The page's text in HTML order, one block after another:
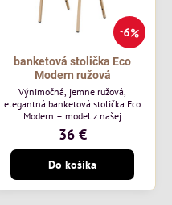
6%
banketová stolička Eco
Modern ružová
Výnimočná, jemne ružová,
elegantná banketová stolička Eco
Modern – model z našej
ekonomicky výhodnej rady. Táto
nová verzia je ešte lepšie
prispôsobená potrebám moderných
pohostinských priestorov, ako sú
hotely a reštaurácie. Medzi jej
charakteristické znaky patrí
36 €
Do košíka